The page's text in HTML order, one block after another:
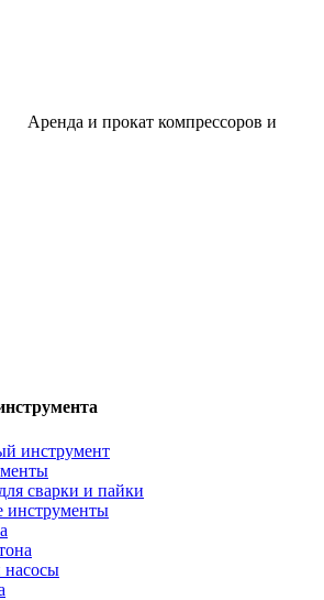
Аренда и прокат компрессоров и
инструмент
сварки и пайки
инструменты
насосы